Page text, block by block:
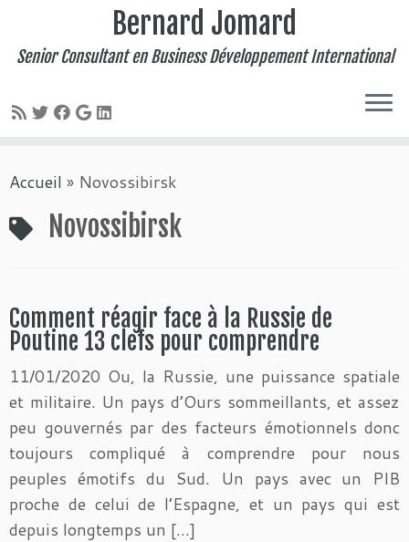
au
contenu
Bernard Jomard
Senior Consultant en Business Développement International
Accueil » Novossibirsk
Novossibirsk
Comment réagir face à la Russie de
Poutine 13 clefs pour comprendre
11/01/2020 Ou, la Russie, une puissance spatiale
et militaire. Un pays d’Ours sommeillants, et assez
peu gouvernés par des facteurs émotionnels donc
toujours compliqué à comprendre pour nous
peuples émotifs du Sud. Un pays avec un PIB
proche de celui de l’Espagne, et un pays qui est
depuis longtemps un […]